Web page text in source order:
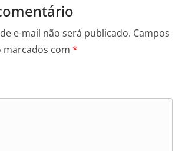
e-mail não será publicado. Campos
com *